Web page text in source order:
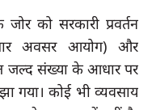
को सरकारी प्रवर्तन
अवसर आयोग) और
जल्द संख्या के आधार पर
गया। कोई भी व्यवसाय